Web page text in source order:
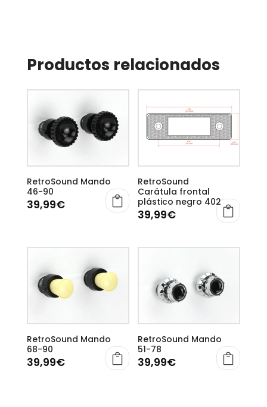
Productos relacionados
RetroSound Mando
46-90
39,99€
RetroSound
Carátula frontal
plástico negro 402
39,99€
RetroSound Mando
68-90
39,99€
RetroSound Mando
51-78
39,99€